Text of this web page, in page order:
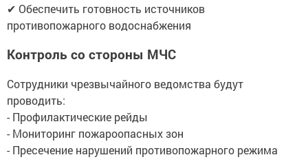
✔ Обеспечить готовность источников
противопожарного водоснабжения
Контроль со стороны МЧС
Сотрудники чрезвычайного ведомства будут
проводить:
- Профилактические рейды
- Мониторинг пожароопасных зон
- Пресечение нарушений противопожарного режима